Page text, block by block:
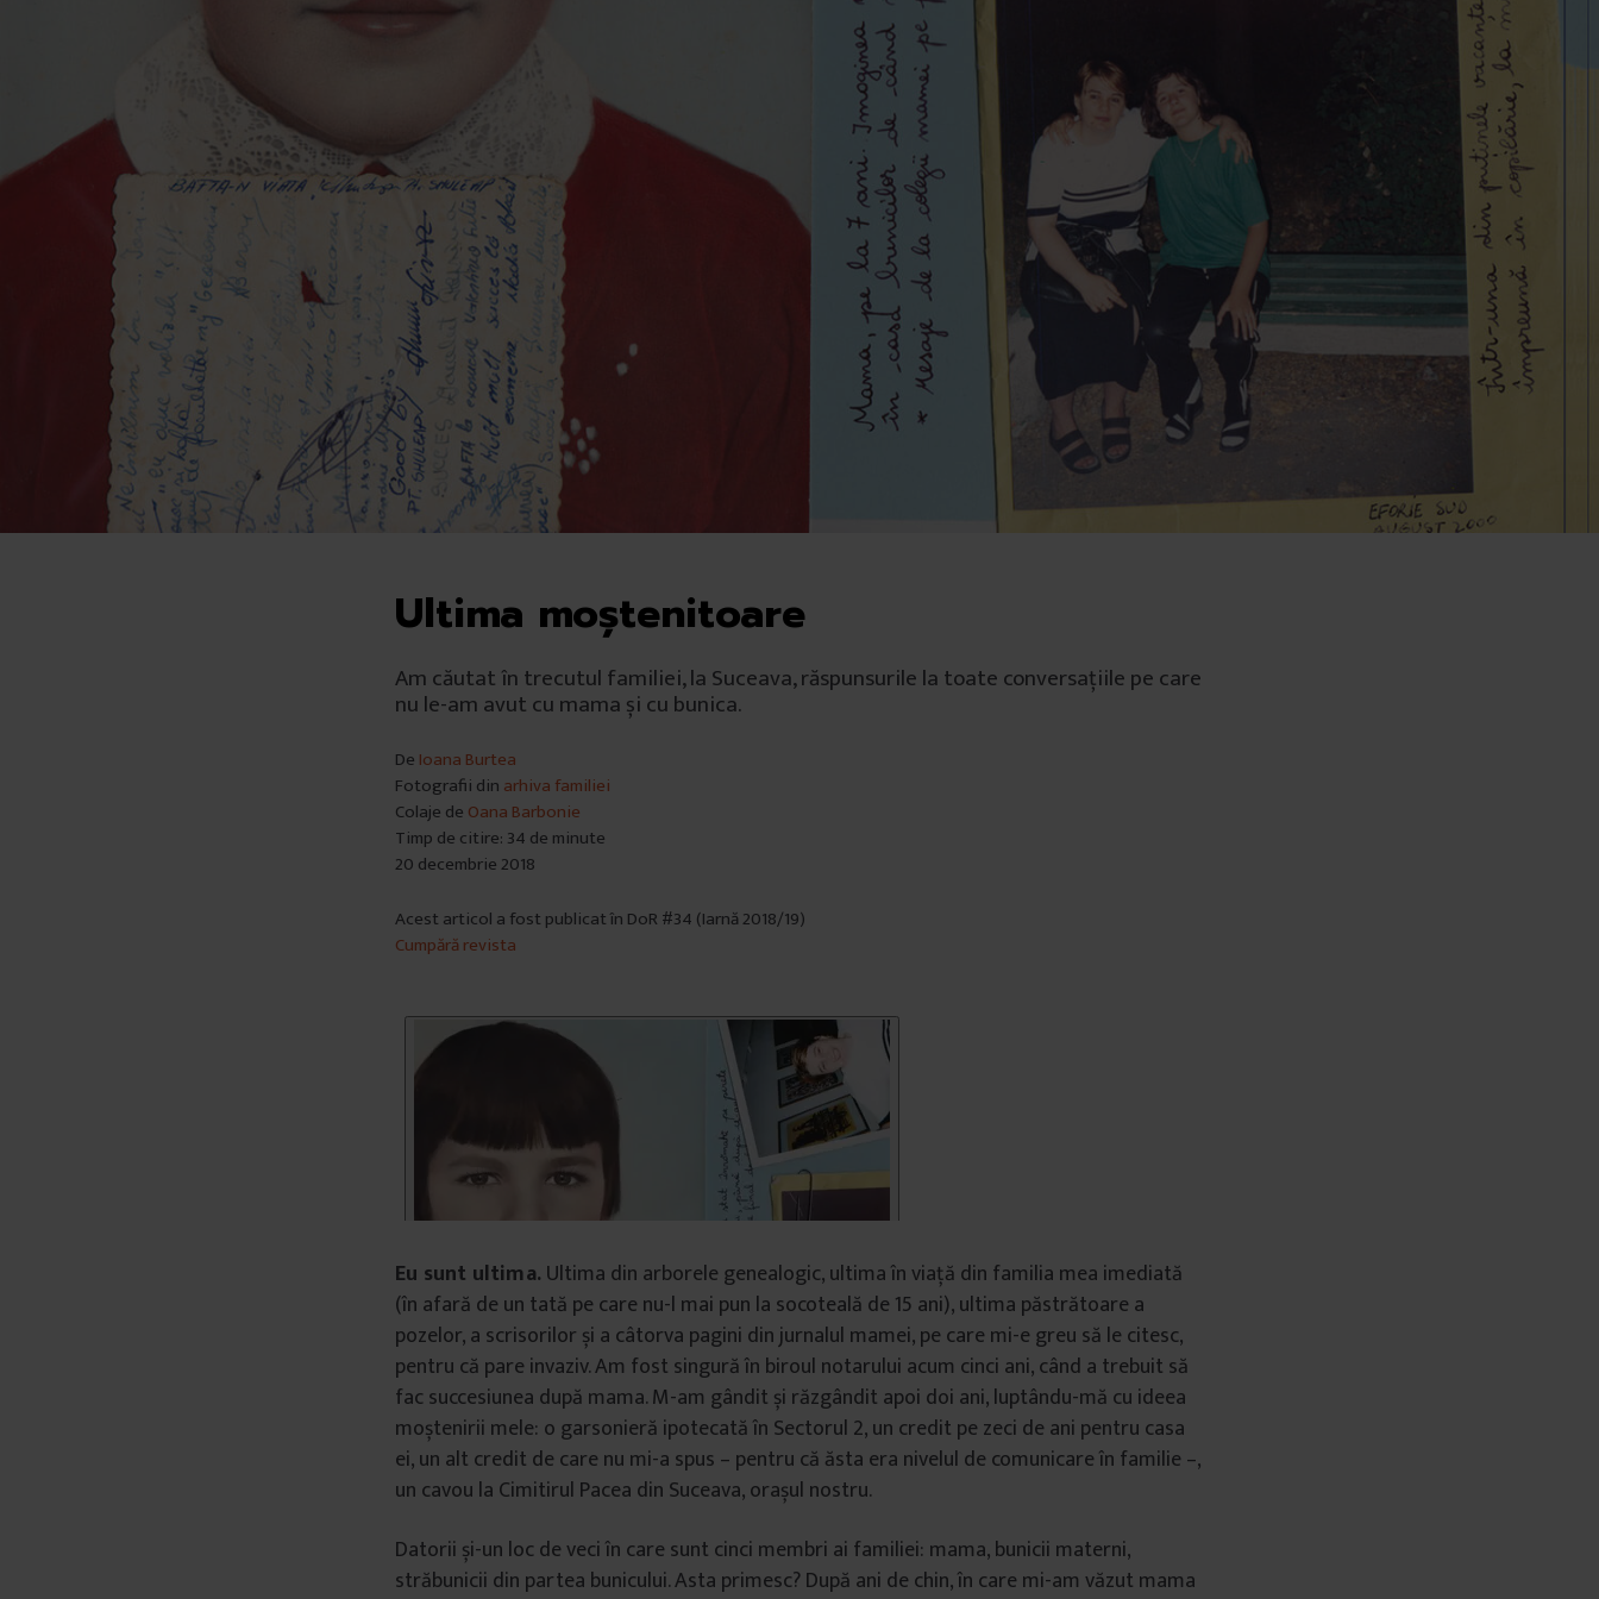
Ultima moștenitoare
Am căutat în trecutul familiei, la Suceava, răspunsurile la toate conversațiile pe care
nu le-am avut cu mama și cu bunica.
De Ioana Burtea
Fotografii din arhiva familiei
Colaje de Oana Barbonie
Timp de citire: 34 de minute
20 decembrie 2018
Acest articol a fost publicat în DoR #34 (Iarnă 2018/19)
Cumpără revista
Eu sunt ultima. Ultima din arborele genealogic, ultima în viață din familia mea imediată
(în afară de un tată pe care nu-l mai pun la socoteală de 15 ani), ultima păstrătoare a
pozelor, a scrisorilor și a câtorva pagini din jurnalul mamei, pe care mi-e greu să le citesc,
pentru că pare invaziv. Am fost singură în biroul notarului acum cinci ani, când a trebuit să
fac succesiunea după mama. M-am gândit și răzgândit apoi doi ani, luptându-mă cu ideea
moștenirii mele: o garsonieră ipotecată în Sectorul 2, un credit pe zeci de ani pentru casa
ei, un alt credit de care nu mi-a spus – pentru că ăsta era nivelul de comunicare în familie –,
un cavou la Cimitirul Pacea din Suceava, orașul nostru.
Datorii și-un loc de veci în care sunt cinci membri ai familiei: mama, bunicii materni,
străbunicii din partea bunicului. Asta primesc? După ani de chin, în care mi-am văzut mama